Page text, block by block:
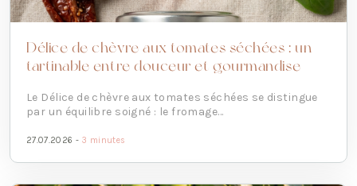
Délice de chèvre aux tomates séchées : un
tartinable entre douceur et gourmandise
Le Délice de chèvre aux tomates séchées se distingue
par un équilibre soigné : le fromage...
27.07.2026 - 3 minutes